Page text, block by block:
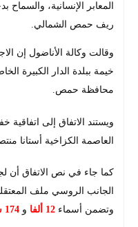
المعابر الإنسانية، والسماح
ريف حمص الشمالي.
وقالت وكالة الأناضول إن
خيمة ببلدة الدار الكبيرة
محافظة حمص.
ويستند الاتفاق إلى اتفاقية
العاصمة الكزاخية أستانا
كما جاء في نص الاتفاق أن
الجانب الروسي ملف
وتضمن أسماء 12 ألفا و 174 شخصا